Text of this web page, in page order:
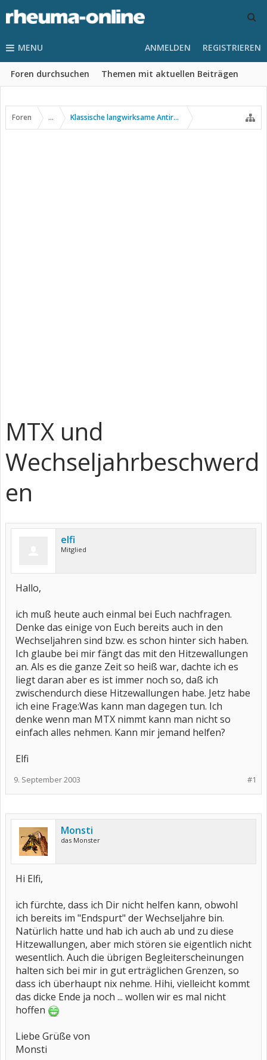
MENU
Foren durchsuchen Themen mit aktuellen Beiträgen
ANMELDEN REGISTRIEREN
Foren ... Klassische langwirksame Antirheumatika
MTX und
Wechseljahrbeschwerd
en
elfi
Mitglied
Hallo,
ich muß heute auch einmal bei Euch nachfragen.
Denke das einige von Euch bereits auch in den
Wechseljahren sind bzw. es schon hinter sich haben.
Ich glaube bei mir fängt das mit den Hitzewallungen
an. Als es die ganze Zeit so heiß war, dachte ich es
liegt daran aber es ist immer noch so, daß ich
zwischendurch diese Hitzewallungen habe. Jetz habe
ich eine Frage:Was kann man dagegen tun. Ich
denke wenn man MTX nimmt kann man nicht so
einfach alles nehmen. Kann mir jemand helfen?
Elfi
#1
9. September 2003
Monsti
das Monster
Hi Elfi,
ich fürchte, dass ich Dir nicht helfen kann, obwohl
ich bereits im "Endspurt" der Wechseljahre bin.
Natürlich hatte und hab ich auch ab und zu diese
Hitzewallungen, aber mich stören sie eigentlich nicht
wesentlich. Auch die übrigen Begleiterscheinungen
halten sich bei mir in gut erträglichen Grenzen, so
dass ich überhaupt nix nehme. Hihi, vielleicht kommt
das dicke Ende ja noch ... wollen wir es mal nicht
hoffen
Liebe Grüße von
Monsti